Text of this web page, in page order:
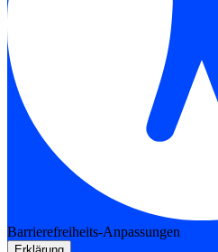
Barrierefreiheits-Anpassungen